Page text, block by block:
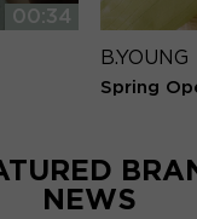
00:34
B.YOUNG
Spring
NEWS